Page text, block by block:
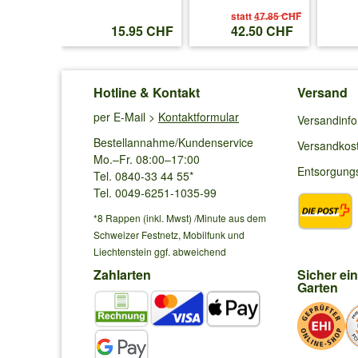
15.95 CHF
statt47.85 CHF
42.50 CHF
Hotline & Kontakt
per E-Mail > Kontaktformular
Bestellannahme/Kundenservice
Mo.–Fr. 08:00–17:00
Tel. 0840-33 44 55*
Tel. 0049-6251-1035-99
*8 Rappen (inkl. Mwst) /Minute aus dem
Schweizer Festnetz, Mobilfunk und
Liechtenstein ggf. abweichend
Versand
Zahlarten Sicher
Garten